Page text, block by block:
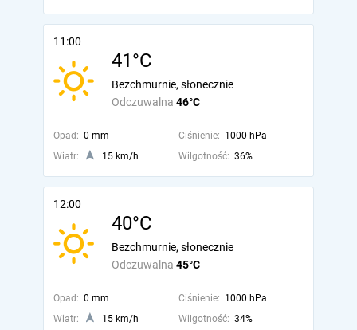
11:00
41°C
Odczuwalna 46°C
Bezchmurnie, słonecznie
Opad: 0 mm Ciśnienie: 1000 hPa
Wiatr:
15 km/h Wilgotność: 36%
12:00
40°C
Odczuwalna 45°C
Bezchmurnie, słonecznie
Opad: 0 mm Ciśnienie: 1000 hPa
Wiatr:
15 km/h Wilgotność: 34%